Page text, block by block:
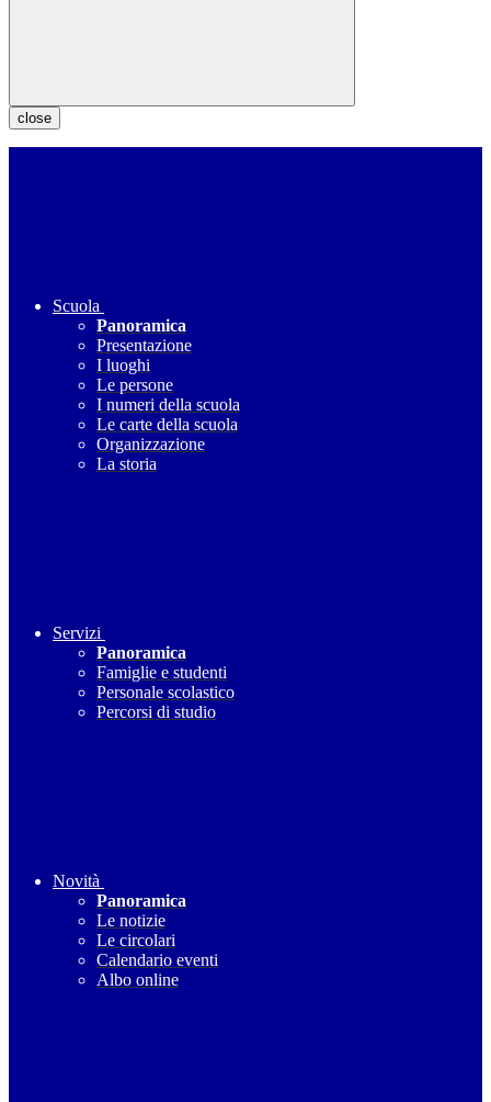
close
Scuola
Panoramica
Presentazione
I luoghi
Le persone
I numeri della scuola
Le carte della scuola
Organizzazione
La storia
Servizi
Panoramica
Famiglie e studenti
Personale scolastico
Percorsi di studio
Novità
Panoramica
Le notizie
Le circolari
Calendario eventi
Albo online